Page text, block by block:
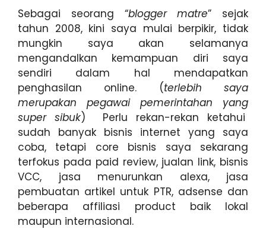
Sebagai seorang “blogger matre” sejak
tahun 2008, kini saya mulai berpikir, tidak
mungkin saya akan selamanya
mengandalkan kemampuan diri saya
sendiri dalam hal mendapatkan
penghasilan online. (terlebih saya
merupakan pegawai pemerintahan yang
super sibuk) Perlu rekan-rekan ketahui
sudah banyak bisnis internet yang saya
coba, tetapi core bisnis saya sekarang
terfokus pada paid review, jualan link, bisnis
VCC, jasa menurunkan alexa, jasa
pembuatan artikel untuk PTR, adsense dan
beberapa affiliasi product baik lokal
maupun internasional.